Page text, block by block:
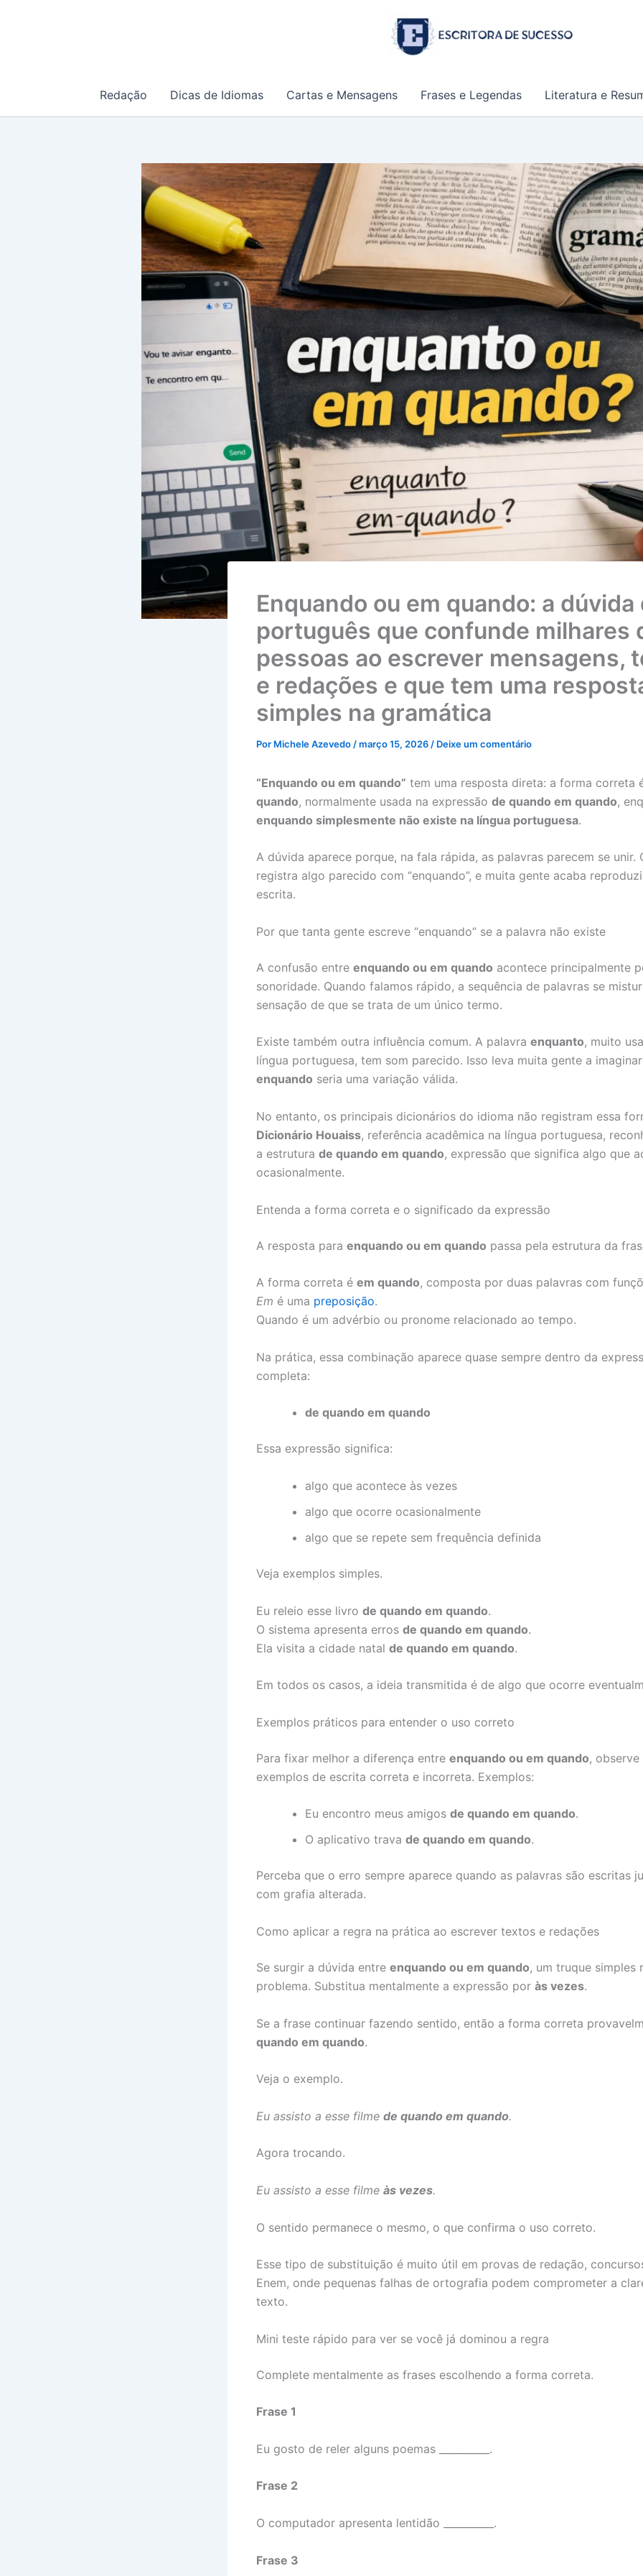
Redação Dicas de Idiomas Cartas e Mensagens Frases e Legendas Literatura e
Enquando ou em quando: a dúvida
português que confunde milhares
pessoas ao escrever mensagens,
e redações e que tem uma
simples na gramática
Por Michele Azevedo /março 15, 2026 / Deixe um comentário
“Enquando ou em quando” tem uma resposta direta: a forma correta
quando, normalmente usada na expressão de quando em quando,
enquando simplesmente não existe na língua portuguesa.
A dúvida aparece porque, na fala rápida, as palavras parecem se unir.
registra algo parecido com “enquando”, e muita gente acaba
escrita.
Por que tanta gente escreve “enquando” se a palavra não existe
A confusão entre enquando ou em quando acontece principalmente
sonoridade. Quando falamos rápido, a sequência de palavras se
sensação de que se trata de um único termo.
Existe também outra influência comum. A palavra enquanto, muito
língua portuguesa, tem som parecido. Isso leva muita gente a
enquando seria uma variação válida.
No entanto, os principais dicionários do idioma não registram essa
Dicionário Houaiss, referência acadêmica na língua portuguesa,
a estrutura de quando em quando, expressão que significa algo que
ocasionalmente.
Entenda a forma correta e o significado da expressão
A resposta para enquando ou em quando passa pela estrutura da
A forma correta é em quando, composta por duas palavras com
Em é uma preposição.
Quando é um advérbio ou pronome relacionado ao tempo.
Na prática, essa combinação aparece quase sempre dentro da
completa:
de quando em quando
Essa expressão significa:
algo que acontece às vezes
algo que ocorre ocasionalmente
algo que se repete sem frequência definida
Veja exemplos simples.
Eu releio esse livro de quando em quando.
O sistema apresenta erros de quando em quando.
Ela visita a cidade natal de quando em quando.
Em todos os casos, a ideia transmitida é de algo que ocorre
Exemplos práticos para entender o uso correto
Para fixar melhor a diferença entre enquando ou em quando, observe
exemplos de escrita correta e incorreta. Exemplos:
Eu encontro meus amigos de quando em quando.
O aplicativo trava de quando em quando.
Perceba que o erro sempre aparece quando as palavras são escritas
com grafia alterada.
Como aplicar a regra na prática ao escrever textos e redações
Se surgir a dúvida entre enquando ou em quando, um truque simples
problema. Substitua mentalmente a expressão por às vezes.
Se a frase continuar fazendo sentido, então a forma correta
quando em quando.
Veja o exemplo.
Eu assisto a esse filme de quando em quando.
Agora trocando.
Eu assisto a esse filme às vezes.
O sentido permanece o mesmo, o que confirma o uso correto.
Esse tipo de substituição é muito útil em provas de redação,
Enem, onde pequenas falhas de ortografia podem comprometer a
texto.
Mini teste rápido para ver se você já dominou a regra
Complete mentalmente as frases escolhendo a forma correta.
Frase 1
Eu gosto de reler alguns poemas __________.
Frase 2
O computador apresenta lentidão __________.
Frase 3